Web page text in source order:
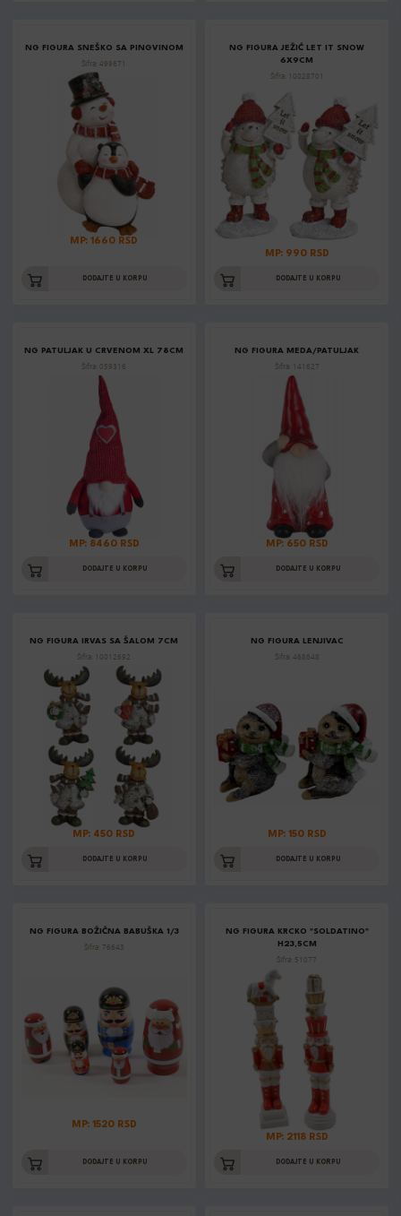
NG FIGURA SNEŠKO SA PINGVINOM
Šifra: 499671
MP: 1660 RSD
DODAJTE U KORPU
NG FIGURA JEŽIĆ LET IT SNOW
6X9CM
Šifra: 10028701
MP: 990 RSD
DODAJTE U KORPU
NG PATULJAK U CRVENOM XL 78CM
Šifra: 059316
MP: 8460 RSD
DODAJTE U KORPU
NG FIGURA MEDA/PATULJAK
Šifra: 141627
MP: 650 RSD
DODAJTE U KORPU
NG FIGURA IRVAS SA ŠALOM 7CM
Šifra: 10012692
MP: 450 RSD
DODAJTE U KORPU
NG FIGURA LENJIVAC
Šifra: 468648
MP: 150 RSD
DODAJTE U KORPU
NG FIGURA BOŽIČNA BABUŠKA 1/3
Šifra: 76643
MP: 1520 RSD
DODAJTE U KORPU
NG FIGURA KRCKO "SOLDATINO"
H23,5CM
Šifra: 51077
MP: 2118 RSD
DODAJTE U KORPU